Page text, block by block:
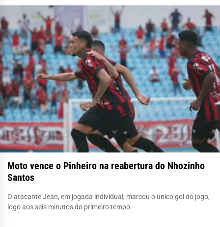
Moto vence o Pinheiro na reabertura do Nhozinho
Santos
O atacante Jean, em jogada individual, marcou o único gol do jogo,
logo aos seis minutos do primeiro tempo.